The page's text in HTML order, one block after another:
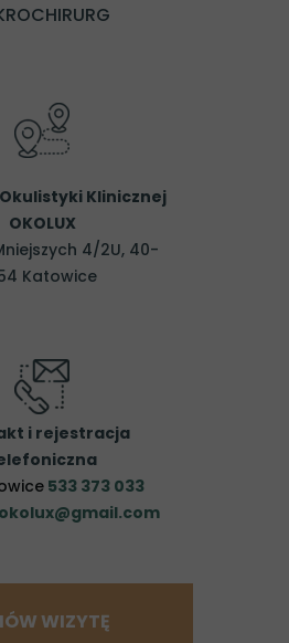
WIZYTĘ
i rejestracja
533 373 033
Klinicznej
OKOLUX
4/2U, 40-
Katowice